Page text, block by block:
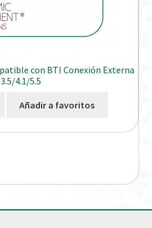
con BTI Conexión Externa
3.5/4.1/5.5
Añadir a favoritos